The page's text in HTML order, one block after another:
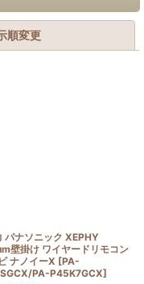
順変更
パナソニック XEPHY
壁掛け ワイヤードリモコン
ナノイーX [PA-
PA-P45K7GCX]